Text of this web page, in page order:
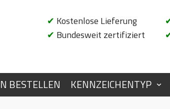
✔ Kostenlose Lieferung
✔ Bundesweit zertifiziert
BESTELLEN KENNZEICHENTYP